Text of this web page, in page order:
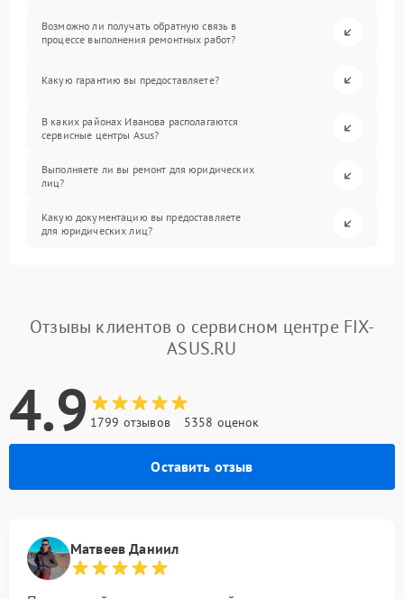
Возможно ли получать обратную связь в
процессе выполнения ремонтных работ?
Какую гарантию вы предоставляете?
В каких районах Иванова располагаются
сервисные центры Asus?
Выполняете ли вы ремонт для юридических
лиц?
Какую документацию вы предоставляете
для юридических лиц?
Отзывы клиентов о сервисном центре FIX-
ASUS.RU
4.9 1799 отзывов 5358 оценок
Оставить отзыв
Матвеев Даниил